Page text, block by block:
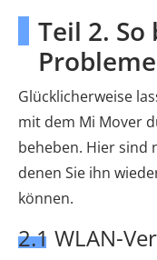
Teil 2. So
Glücklicherweise
mit dem Mi Mover
beheben. Hier sind
denen Sie ihn
können.
2.1 WLAN-